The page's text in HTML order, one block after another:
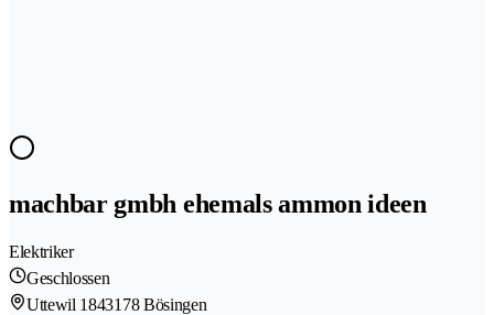
machbar gmbh ehemals ammon ideen
Elektriker
Geschlossen
Uttewil 1843178 Bösingen